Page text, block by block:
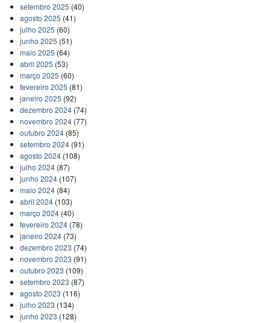
setembro 2025 (40)
agosto 2025 (41)
julho 2025 (60)
junho 2025 (51)
maio 2025 (64)
abril 2025 (53)
março 2025 (60)
fevereiro 2025 (81)
janeiro 2025 (92)
dezembro 2024(74)
novembro 2024(77)
outubro 2024(85)
setembro 2024(91)
agosto 2024(108)
julho 2024(87)
junho 2024(107)
maio 2024(84)
abril 2024(103)
março 2024(40)
fevereiro 2024(78)
janeiro 2024(73)
dezembro 2023 (74)
novembro 2023 (91)
outubro 2023 (109)
setembro 2023 (87)
agosto 2023 (116)
julho 2023 (134)
junho 2023 (128)